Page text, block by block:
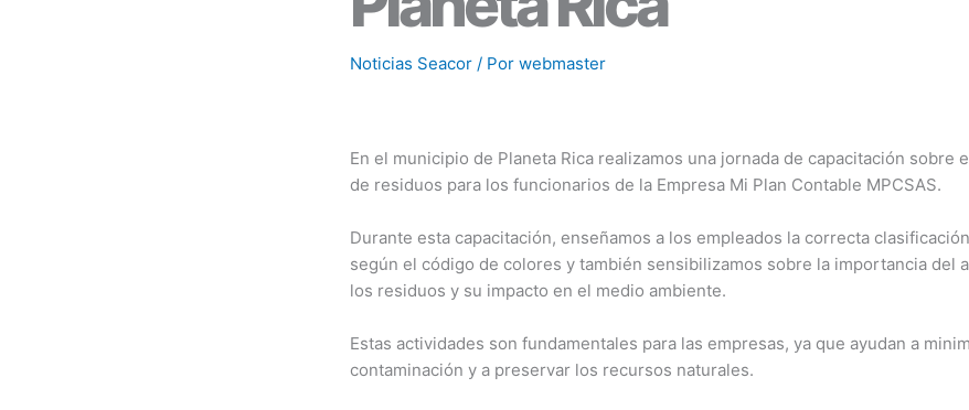
Noticias Seacor / Por webmaster
En el municipio de Planeta Rica realizamos una jornada de capacitación sobre
de residuos para los funcionarios de la Empresa Mi Plan Contable MPCSAS.
Durante esta capacitación, enseñamos a los empleados la correcta
según el código de colores y también sensibilizamos sobre la importancia del
los residuos y su impacto en el medio ambiente.
Estas actividades son fundamentales para las empresas, ya que ayudan a
contaminación y a preservar los recursos naturales.